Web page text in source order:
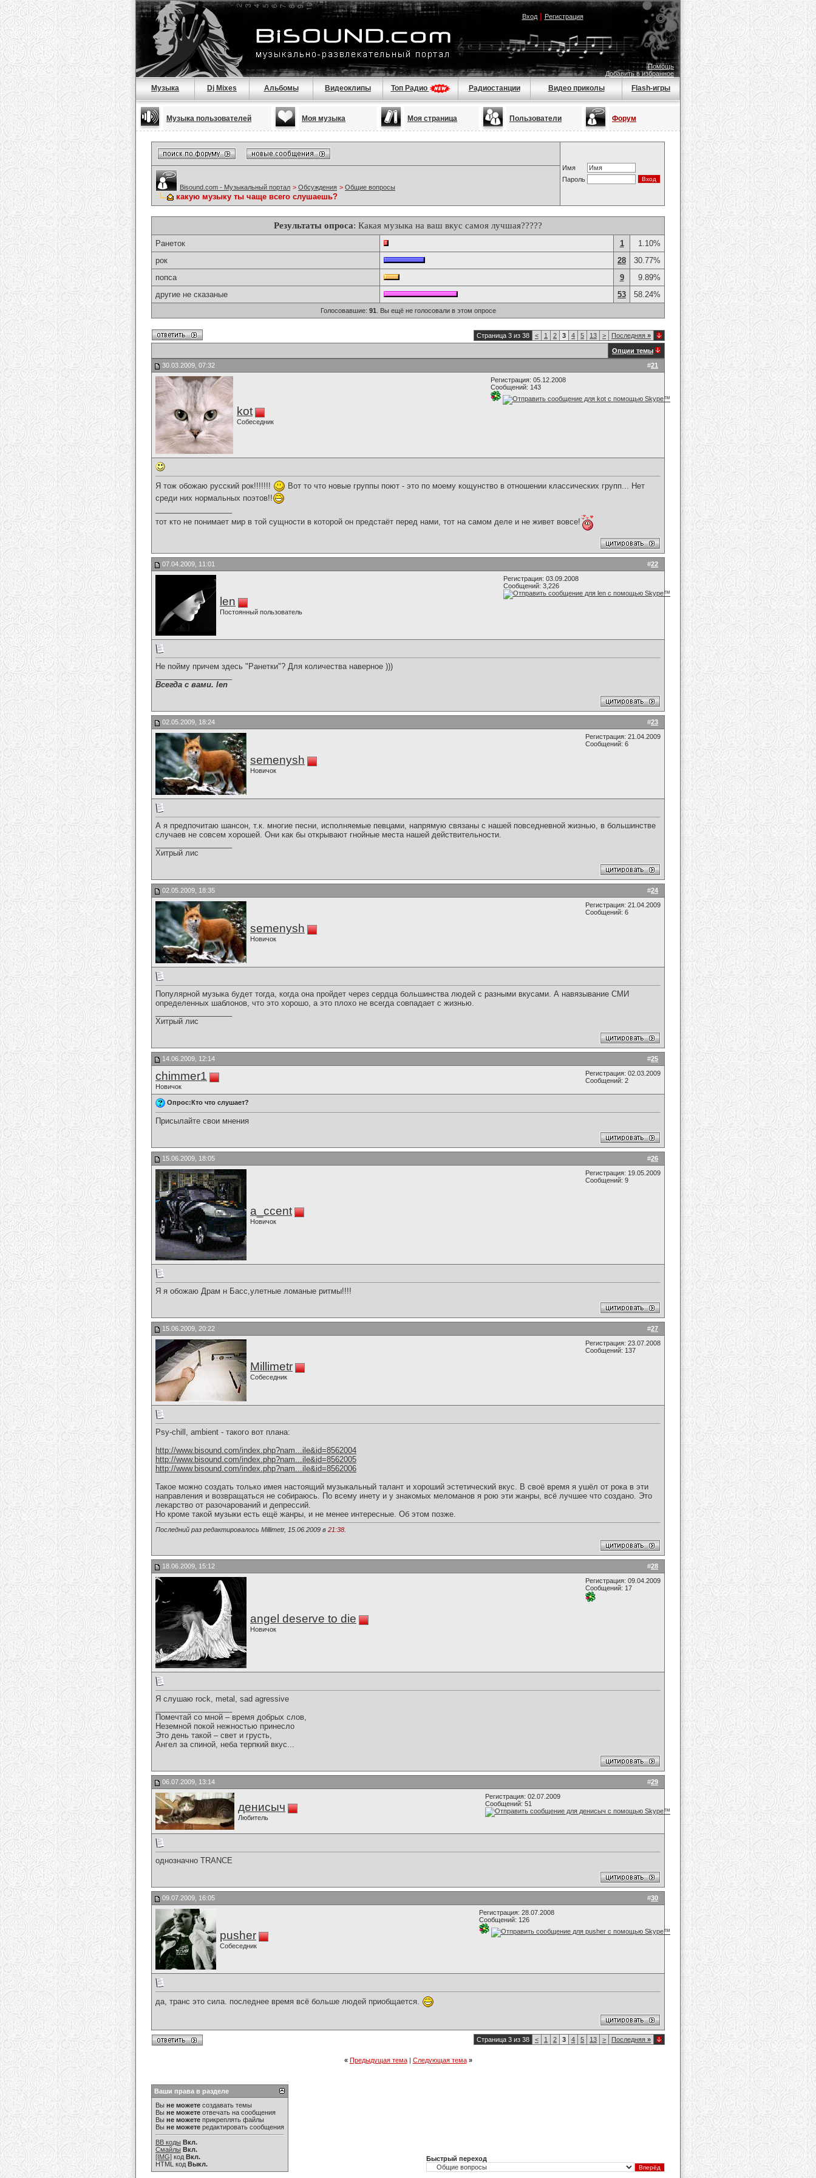
Вход| Регистрация
Помощь
Добавить в избранное
Музыка Dj Mixes Альбомы Видеоклипы Топ Радио Радиостанции Видео приколы Flash-игры
Музыка пользователей Моя музыка Моя страница Пользователи Форум
Имя
Пароль
Bisound.com - Музыкальный портал > Обсуждения > Общие вопросы
какую музыку ты чаще всего слушаешь?
Результаты опроса: Какая музыка на ваш вкус самоя лучшая?????
Ранеток 1
1.10%
рок
28
30.77%
попса
9
9.89%
другие не сказаные
53 58.24%
Голосовавшие: 91 . Вы ещё не голосовали в этом опросе
Страница 3 из 38 < 1 2 3 4 5 13 > Последняя »
Опции темы
#21
30.03.2009, 07:32
kot
Собеседник
Регистрация: 05.12.2008
Сообщений: 143
Я тож обожаю русский рок!!!!!!!
Вот то что новые группы поют - это по моему кощунство в отношении классических групп... Нет
среди них нормальных поэтов!!
тот кто не понимает мир в той сущности в которой он предстаёт перед нами, тот на самом деле и не живет вовсе!
#22
07.04.2009, 11:01
len
Постоянный пользователь
Регистрация: 03.09.2008
Сообщений: 3,226
Не пойму причем здесь "Ранетки"? Для количества наверное )))
Всегда с вами. len
#23
02.05.2009, 18:24
semenysh
Новичок
Регистрация: 21.04.2009
Сообщений: 6
А я предпочитаю шансон, т.к. многие песни, исполняемые певцами, напрямую связаны с нашей повседневной жизнью, в большинстве
случаев не совсем хорошей. Они как бы открывают гнойные места нашей действительности.
Хитрый лис
#24
02.05.2009, 18:35
semenysh
Новичок
Регистрация: 21.04.2009
Сообщений: 6
Популярной музыка будет тогда, когда она пройдет через сердца большинства людей с разными вкусами. А навязывание СМИ
определенных шаблонов, что это хорошо, а это плохо не всегда совпадает с жизнью.
Хитрый лис
#25
14.06.2009, 12:14
chimmer1
Новичок
Регистрация: 02.03.2009
Сообщений: 2
Опрос:Кто что слушает?
Присылайте свои мнения
#26
15.06.2009, 18:05
a_ccent
Новичок
Регистрация: 19.05.2009
Сообщений: 9
Я я обожаю Драм н Басс,улетные ломаные ритмы!!!!
#27
15.06.2009, 20:22
Millimetr
Собеседник
Регистрация: 23.07.2008
Сообщений: 137
Psy-chill, ambient - такого вот плана:
http://www.bisound.com/index.php?nam...ile&id=8562004
http://www.bisound.com/index.php?nam...ile&id=8562005
http://www.bisound.com/index.php?nam...ile&id=8562006
Такое можно создать только имея настоящий музыкальный талант и хороший эстетический вкус. В своё время я ушёл от рока в эти
направления и возвращаться не собираюсь. По всему инету и у знакомых меломанов я рою эти жанры, всё лучшее что создано. Это
лекарство от разочарований и депрессий.
Но кроме такой музыки есть ещё жанры, и не менее интересные. Об этом позже.
Последний раз редактировалось Millimetr, 15.06.2009 в 21:38
#28
18.06.2009, 15:12
angel deserve to die
Новичок
Регистрация: 09.04.2009
Сообщений: 17
Я слушаю rock, metal, sad agressive
Помечтай со мной – время добрых слов,
Неземной покой нежностью принесло
Это день такой – свет и грусть,
Ангел за спиной, неба терпкий вкус...
#29
06.07.2009, 13:14
денисыч
Любитель
Регистрация: 02.07.2009
Сообщений: 51
однозначно TRANCE
#30
09.07.2009, 16:05
pusher
Собеседник
Регистрация: 28.07.2008
Сообщений: 126
да, транс это сила. последнее время всё больше людей приобщается.
Страница 3 из 38 < 1 2 3 4 5 13 > Последняя »
« Предыдущая тема| Следующая тема »
Ваши права в разделе
Вы не можете создавать темы
Вы не можете отвечать на сообщения
Вы не можете прикреплять файлы
Вы не можете редактировать сообщения
BB коды Вкл.
Смайлы Вкл.
[IMG] код Вкл.
HTML код Выкл.
Быстрый переход